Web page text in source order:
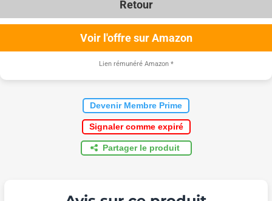
Retour
Voir l'offre sur Amazon
Lien rémunéré Amazon *
Devenir Membre Prime
Signaler comme expiré
Partager le produit